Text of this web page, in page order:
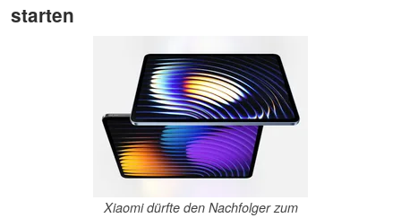
starten
Xiaomi dürfte den Nachfolger zum